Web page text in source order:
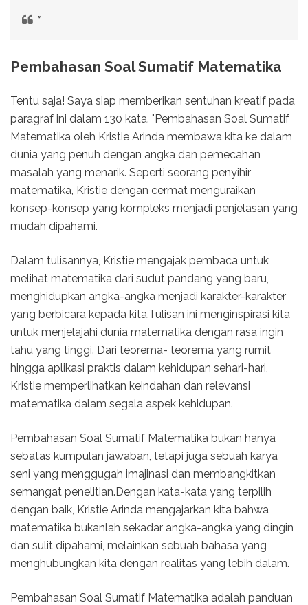
"
Pembahasan Soal Sumatif Matematika
Tentu saja! Saya siap memberikan sentuhan kreatif pada
paragraf ini dalam 130 kata. "Pembahasan Soal Sumatif
Matematika oleh Kristie Arinda membawa kita ke dalam
dunia yang penuh dengan angka dan pemecahan
masalah yang menarik. Seperti seorang penyihir
matematika, Kristie dengan cermat menguraikan
konsep-konsep yang kompleks menjadi penjelasan yang
mudah dipahami.
Dalam tulisannya, Kristie mengajak pembaca untuk
melihat matematika dari sudut pandang yang baru,
menghidupkan angka-angka menjadi karakter-karakter
yang berbicara kepada kita.Tulisan ini menginspirasi kita
untuk menjelajahi dunia matematika dengan rasa ingin
tahu yang tinggi. Dari teorema- teorema yang rumit
hingga aplikasi praktis dalam kehidupan sehari-hari,
Kristie memperlihatkan keindahan dan relevansi
matematika dalam segala aspek kehidupan.
Pembahasan Soal Sumatif Matematika bukan hanya
sebatas kumpulan jawaban, tetapi juga sebuah karya
seni yang menggugah imajinasi dan membangkitkan
semangat penelitian.Dengan kata-kata yang terpilih
dengan baik, Kristie Arinda mengajarkan kita bahwa
matematika bukanlah sekadar angka-angka yang dingin
dan sulit dipahami, melainkan sebuah bahasa yang
menghubungkan kita dengan realitas yang lebih dalam.
Pembahasan Soal Sumatif Matematika adalah panduan